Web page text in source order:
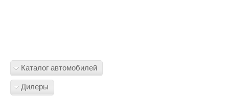
Каталог автомобилей
Дилеры